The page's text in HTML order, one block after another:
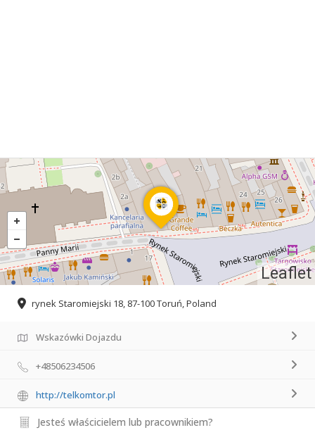
Leaflet
rynek Staromiejski 18, 87-100 Toruń, Poland
Wskazówki Dojazdu
+48506234506
http://telkomtor.pl
Jesteś właścicielem lub pracownikiem?